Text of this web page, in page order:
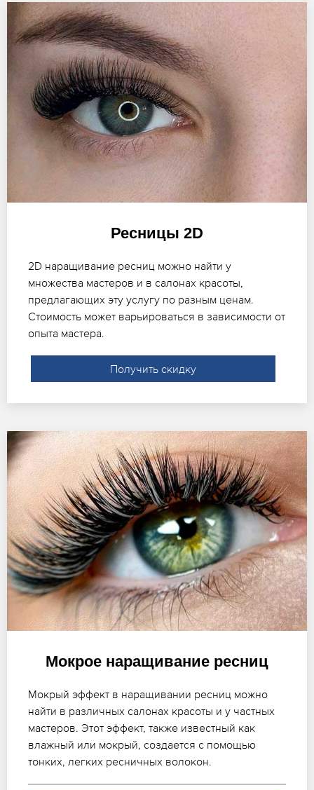
Ресницы 2D
2D наращивание ресниц можно найти у
множества мастеров и в салонах красоты,
предлагающих эту услугу по разным ценам.
Стоимость может варьироваться в зависимости от
опыта мастера.
Получить скидку
Мокрое наращивание ресниц
Мокрый эффект в наращивании ресниц можно
найти в различных салонах красоты и у частных
мастеров. Этот эффект, также известный как
влажный или мокрый, создается с помощью
тонких, легких ресничных волокон.